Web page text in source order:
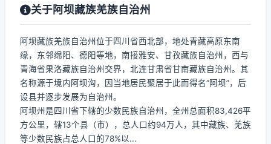
关于阿坝藏族羌族自治州
阿坝藏族羌族自治州位于四川省西北部，地处青藏高原东南
缘，东邻绵阳、德阳等地，南接雅安、甘孜藏族自治州，西与
青海省果洛藏族自治州交界，北连甘肃省甘南藏族自治州。其
名称源于境内阿坝沟，因当地居民聚居于此而得名“阿坝”，后
设县并逐步发展为自治州。
阿坝州是四川省下辖的少数民族自治州，全州总面积83,426平
方公里，辖13个县（市），总人口约94万人，其中藏族、羌族
等少数民族占总人口的78%以...